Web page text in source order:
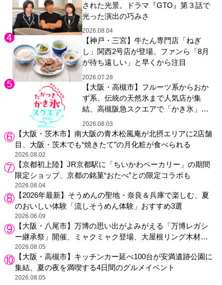
された光景。ドラマ『GTO』第３話で
光った演出の巧みさ
2026.08.04
【神戸・三宮】牛たん専門店「ねぎ
し」関西2号店が登場、ファンら「8月
が待ち遠しい」と早くから注目
2026.07.28
【大阪・高槻市】フルーツ系からおか
ず系、伝統の天然氷まで人気店が集
結、高槻阪急スクエアで「かき氷」祭
り
2026.08.03
【大阪・茨木市】南大阪の青木松風庵が北摂エリアに2店舗
目、大阪・茨木でも“焼きたて”の月化粧が食べられる
2026.08.02
【京都初上陸】JR京都駅に「ちいかわベーカリー」の期間
限定ショップ、京都の銘菓“おたべ”との限定コラボも
2026.08.04
【2026年最新】そうめんの聖地・奈良＆兵庫で楽しむ、夏
のおいしい体験「流しそうめん体験」おすすめ3選
2026.06.09
【大阪・八尾市】万博の思い出がよみがえる「万博レガシ
ー継承祭」開催、ミャクミャク登場、大屋根リング木材展
示も
2026.08.05
【大阪・高槻市】キッチンカー延べ100台が安満遺跡公園に
集結、夏の夜を満喫する4日間のグルメイベント
2026.08.05